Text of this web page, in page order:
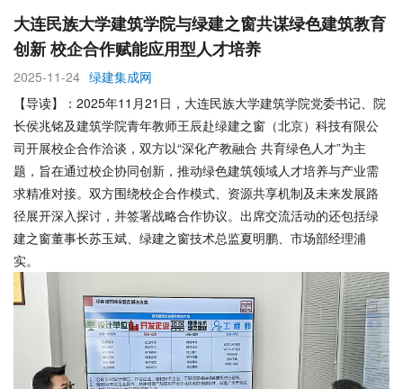
大连民族大学建筑学院与绿建之窗共谋绿色建筑教育
创新 校企合作赋能应用型人才培养
2025-11-24 绿建集成网
【导读】：2025年11月21日，大连民族大学建筑学院党委书记、院
长侯兆铭及建筑学院青年教师王辰赴绿建之窗（北京）科技有限公
司开展校企合作洽谈，双方以“深化产教融合 共育绿色人才”为主
题，旨在通过校企协同创新，推动绿色建筑领域人才培养与产业需
求精准对接。双方围绕校企合作模式、资源共享机制及未来发展路
径展开深入探讨，并签署战略合作协议。出席交流活动的还包括绿
建之窗董事长苏玉斌、绿建之窗技术总监夏明鹏、市场部经理浦
实。